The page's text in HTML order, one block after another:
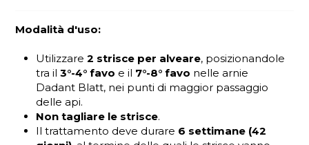
Modalità d'uso:
Utilizzare2 strisce per alveare, posizionandole
tra il3°-4° favo e il 7°-8° favo nelle arnie
Dadant Blatt, nei punti di maggior passaggio
delle api.
Non tagliare le strisce.
Il trattamento deve durare 6 settimane (42